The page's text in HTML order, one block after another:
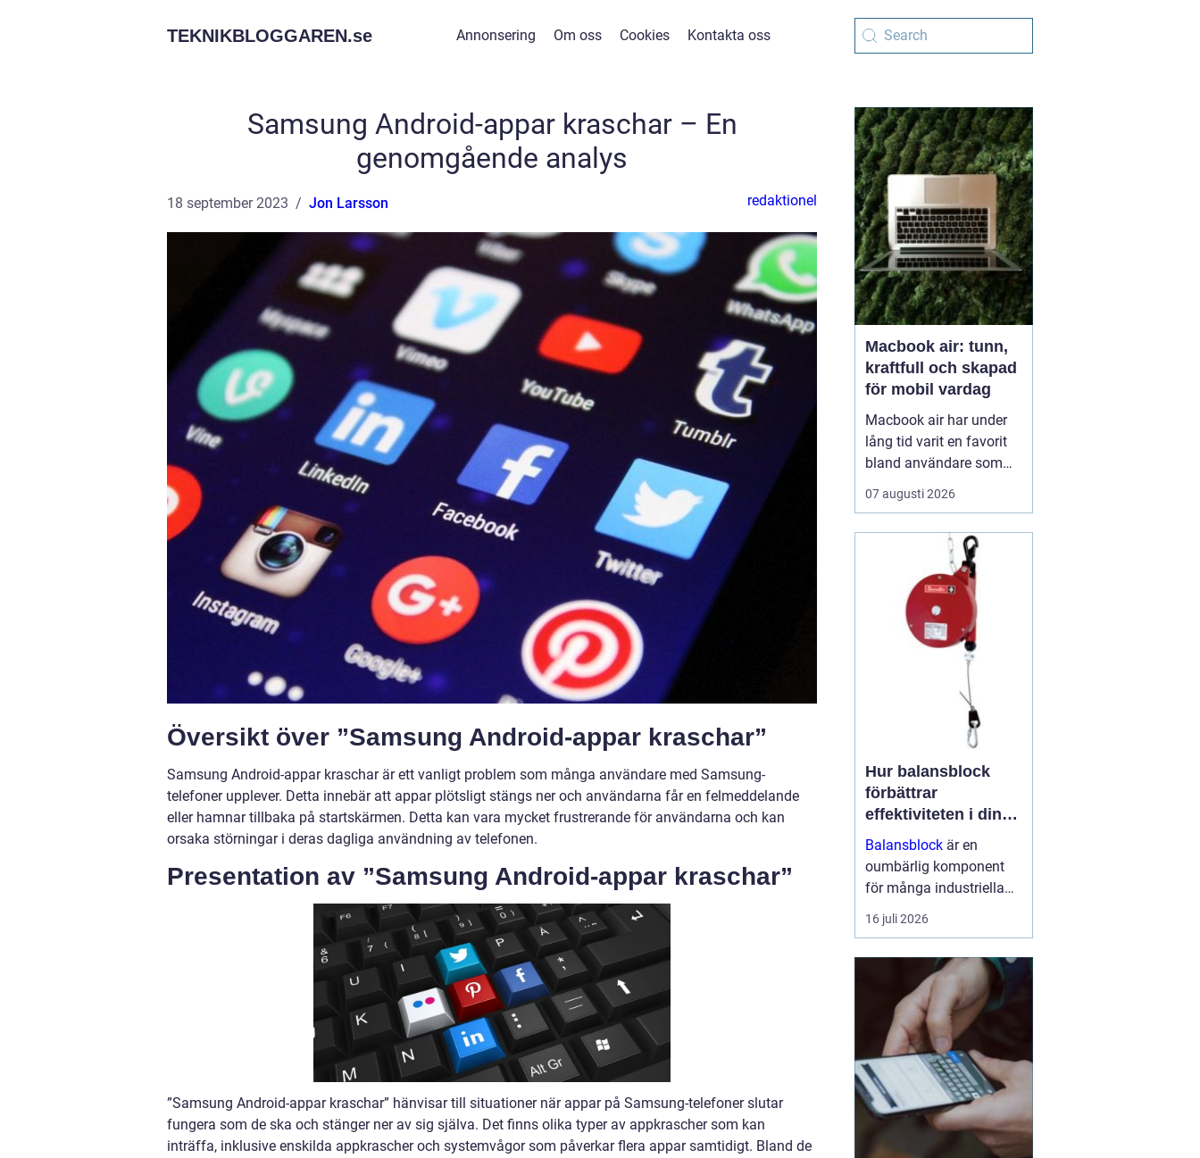
TEKNIKBLOGGAREN.se Annonsering Om oss Cookies Kontakta oss
Samsung Android-appar kraschar – En
genomgående analys
18 september 2023 Jon Larsson redaktionel
Översikt över ”Samsung Android-appar kraschar”
Samsung Android-appar kraschar är ett vanligt problem som många användare med Samsung-
telefoner upplever. Detta innebär att appar plötsligt stängs ner och användarna får en felmeddelande
eller hamnar tillbaka på startskärmen. Detta kan vara mycket frustrerande för användarna och kan
orsaka störningar i deras dagliga användning av telefonen.
Presentation av ”Samsung Android-appar kraschar”
”Samsung Android-appar kraschar” hänvisar till situationer när appar på Samsung-telefoner slutar
fungera som de ska och stänger ner av sig själva. Det finns olika typer av appkrascher som kan
inträffa, inklusive enskilda appkrascher och systemvågor som påverkar flera appar samtidigt. Bland de
Macbook air: tunn,
kraftfull och skapad
för mobil vardag
Macbook air har under
lång tid varit en favorit
bland användare som
vill ha en lätt, smidig och
ändå kraftfull dator för
generationen har apple
tagit steget ännu längre
med sina
egenutvecklade m2, m3,
07 augusti 2026
Hur balansblock
förbättrar
effektiviteten i din
arbetsmiljö
Balansblock är en
oumbärlig komponent
för många industriella
och hantverksrelaterade
miljöer. De hjälper till att
16 juli 2026